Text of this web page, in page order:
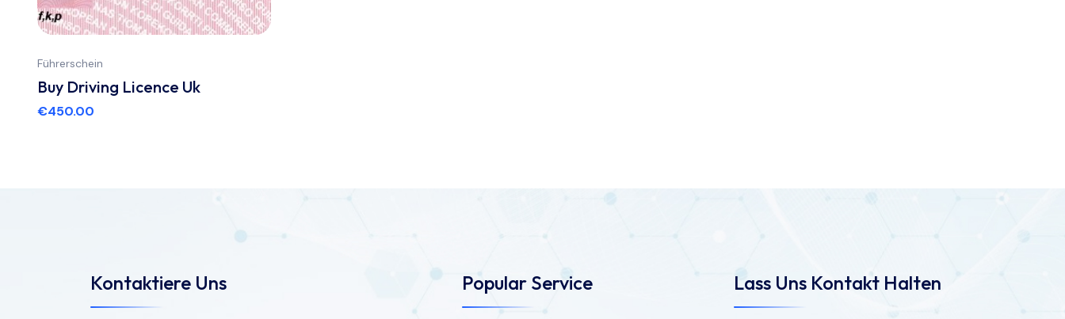
Führerschein
Buy Driving Licence Uk
€450.00
Kontaktiere Uns Popular Service Lass Uns Kontakt Halten